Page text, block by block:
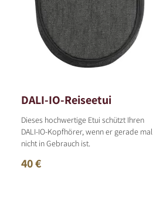
DALI-IO-Reiseetui
Dieses hochwertige Etui schützt Ihren
DALI-IO-Kopfhörer, wenn er gerade mal
nicht in Gebrauch ist.
40 €